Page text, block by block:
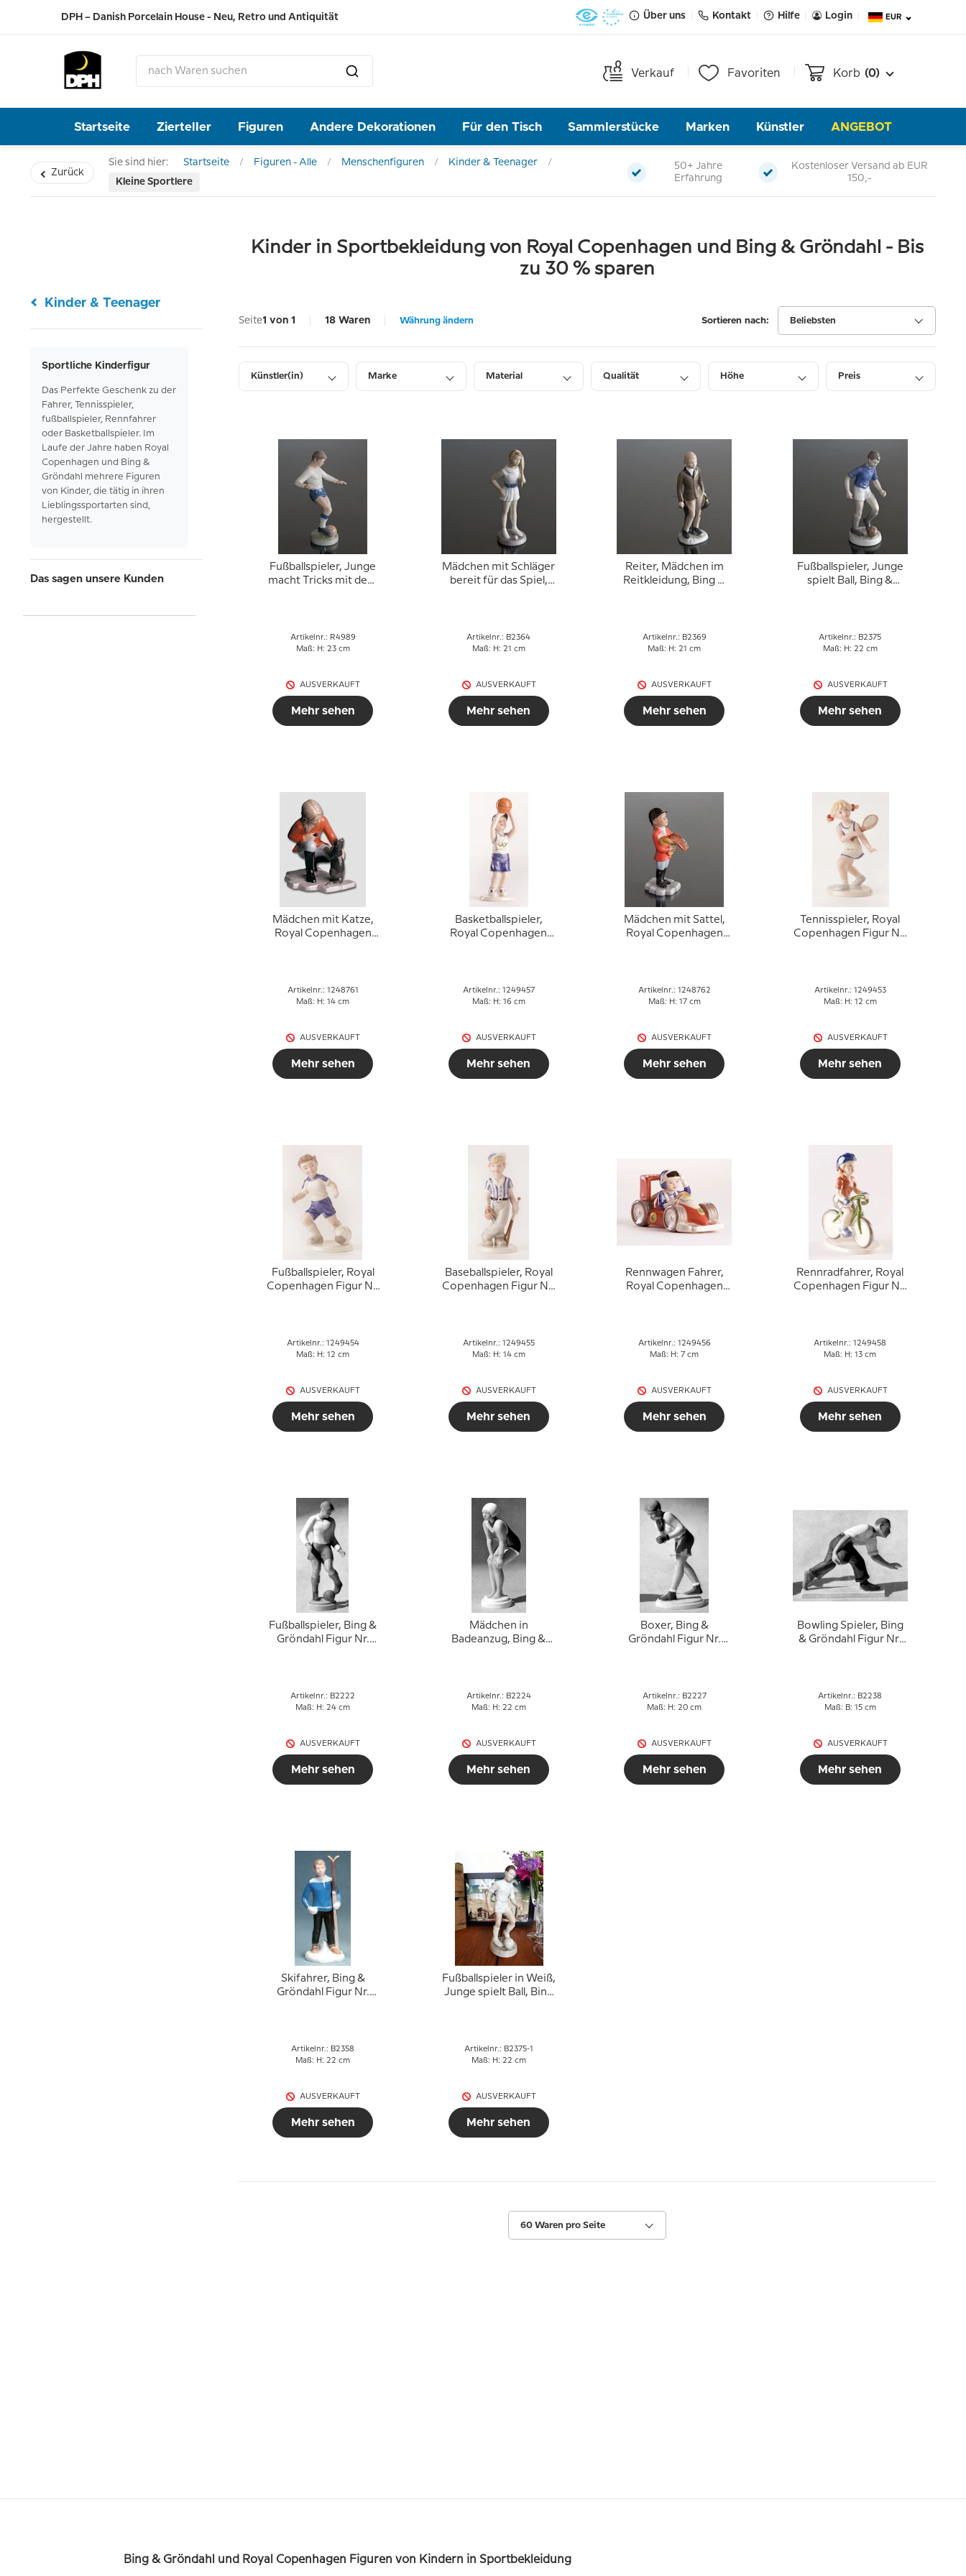
DPH – Danish Porcelain House - Neu, Retro und Antiquität Über uns Kontakt Hilfe Login EUR
Verkauf Favoriten Korb (0)
Startseite Zierteller Figuren Andere Dekorationen Für den Tisch Sammlerstücke Marken Künstler ANGEBOT
Zurück
Sie sind hier: Startseite Figuren - Alle Menschenfiguren
Kinder & Teenager
Kleine Sportlere
50+ Jahre
Erfahrung
Kostenloser Versand ab EUR
150,-
Kinder & Teenager
Sportliche Kinderfigur
Das Perfekte Geschenk zu der
Fahrer, Tennisspieler,
fußballspieler, Rennfahrer
oder Basketballspieler. Im
Laufe der Jahre haben Royal
Copenhagen und Bing &
Gröndahl
mehrere Figuren
von Kinder, die tätig in ihren
Lieblingssportarten sind,
hergestellt.
Das sagen unsere Kunden
Kinder in Sportbekleidung von Royal Copenhagen und Bing & Gröndahl - Bis
zu 30 % sparen
Seite1 von 1 18 Waren Währung ändern Sortieren nach: Beliebsten
Künstler(in) Marke Material Qualität Höhe Preis
Fußballspieler, Junge
macht Tricks mit dem
Artikelnr.: R4989
Maß: H: 23 cm
AUSVERKAUFT
Mehr sehen
Mädchen mit Schläger
bereit für das Spiel,
Artikelnr.: B2364
Maß: H: 21 cm
AUSVERKAUFT
Mehr sehen
Reiter, Mädchen im
Reitkleidung, Bing &
Artikelnr.: B2369
Maß: H: 21 cm
AUSVERKAUFT
Mehr sehen
Fußballspieler, Junge
spielt Ball, Bing &
Artikelnr.: B2375
Maß: H: 22 cm
AUSVERKAUFT
Mehr sehen
Mädchen mit Katze,
Royal Copenhagen
Artikelnr.: 1248761
Maß: H: 14 cm
AUSVERKAUFT
Mehr sehen
Basketballspieler,
Royal Copenhagen
Artikelnr.: 1249457
Maß: H: 16 cm
AUSVERKAUFT
Mehr sehen
Mädchen mit Sattel,
Royal Copenhagen
Artikelnr.: 1248762
Maß: H: 17 cm
AUSVERKAUFT
Mehr sehen
Tennisspieler, Royal
Copenhagen Figur Nr.
Artikelnr.: 1249453
Maß: H: 12 cm
AUSVERKAUFT
Mehr sehen
Fußballspieler, Royal
Copenhagen Figur Nr.
Artikelnr.: 1249454
Maß: H: 12 cm
AUSVERKAUFT
Mehr sehen
Baseballspieler, Royal
Copenhagen Figur Nr.
Artikelnr.: 1249455
Maß: H: 14 cm
AUSVERKAUFT
Mehr sehen
Rennwagen Fahrer,
Royal Copenhagen
Artikelnr.: 1249456
Maß: H: 7 cm
AUSVERKAUFT
Mehr sehen
Rennradfahrer, Royal
Copenhagen Figur Nr.
Artikelnr.: 1249458
Maß: H: 13 cm
AUSVERKAUFT
Mehr sehen
Fußballspieler, Bing &
Gröndahl Figur Nr.
Artikelnr.: B2222
Maß: H: 24 cm
AUSVERKAUFT
Mehr sehen
Mädchen in
Badeanzug, Bing &
Artikelnr.: B2224
Maß: H: 22 cm
AUSVERKAUFT
Mehr sehen
Boxer, Bing &
Gröndahl Figur Nr.
Artikelnr.: B2227
Maß: H: 20 cm
AUSVERKAUFT
Mehr sehen
Bowling Spieler, Bing
& Gröndahl Figur Nr.
Artikelnr.: B2238
Maß: B: 15 cm
AUSVERKAUFT
Mehr sehen
Skifahrer, Bing &
Gröndahl Figur Nr.
Artikelnr.: B2358
Maß: H: 22 cm
AUSVERKAUFT
Mehr sehen
Fußballspieler in Weiß,
Junge spielt Ball, Bing
Artikelnr.: B2375-1
Maß: H: 22 cm
AUSVERKAUFT
Mehr sehen
60 Waren pro Seite
Bing & Gröndahl und Royal Copenhagen Figuren von Kindern in Sportbekleidung